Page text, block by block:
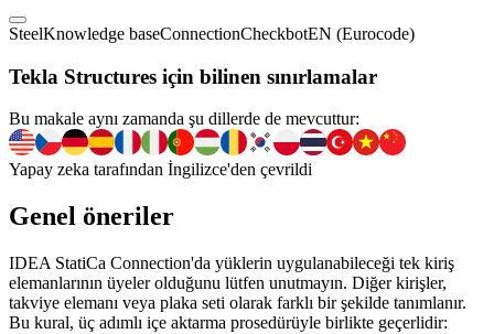
SteelKnowledge baseConnectionCheckbotEN (Eurocode)
Tekla Structures için bilinen sınırlamalar
Bu makale aynı zamanda şu dillerde de mevcuttur:
Yapay zeka tarafından İngilizce'den çevrildi
Genel öneriler
IDEA StatiCa Connection'da yüklerin uygulanabileceği tek kiriş
elemanlarının üyeler olduğunu lütfen unutmayın. Diğer kirişler,
takviye elemanı veya plaka seti olarak farklı bir şekilde tanımlanır.
Bu kural, üç adımlı içe aktarma prosedürüyle birlikte geçerlidir: